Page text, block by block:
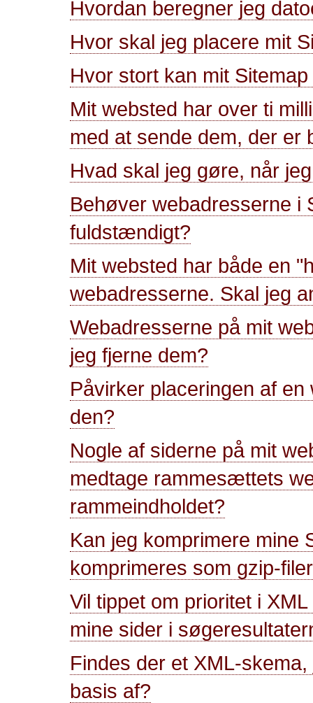
Hvordan beregner jeg
Hvor skal jeg placere mit
Hvor stort kan mit
Mit websted har over ti
med at sende dem, der
Hvad skal jeg gøre, når
Behøver webadresserne
fuldstændigt?
Mit websted har både en
webadresserne. Skal jeg
Webadresserne på mit
jeg fjerne dem?
Påvirker placeringen af
den?
Nogle af siderne på mit
medtage rammesættets
rammeindholdet?
Kan jeg komprimere mine
komprimeres som gzip-
Vil tippet om prioritet i
mine sider i
Findes der et XML-
basis af?